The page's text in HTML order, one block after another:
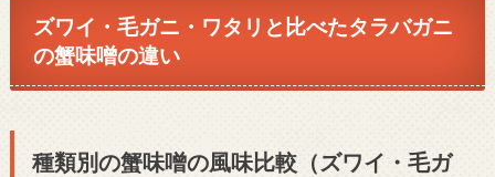
ズワイ・毛ガニ・ワタリと比べたタラバガニ
の蟹味噌の違い
種類別の蟹味噌の風味比較（ズワイ・毛ガ